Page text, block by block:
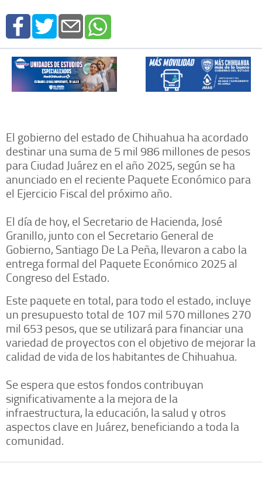
El gobierno del estado de Chihuahua ha acordado
destinar una suma de 5 mil 986 millones de pesos
para Ciudad Juárez en el año 2025, según se ha
anunciado en el reciente Paquete Económico para
el Ejercicio Fiscal del próximo año.
El día de hoy, el Secretario de Hacienda, José
Granillo, junto con el Secretario General de
Gobierno, Santiago De La Peña, llevaron a cabo la
entrega formal del Paquete Económico 2025 al
Congreso del Estado.
Este paquete en total, para todo el estado, incluye
un presupuesto total de 107 mil 570 millones 270
mil 653 pesos, que se utilizará para financiar una
variedad de proyectos con el objetivo de mejorar la
calidad de vida de los habitantes de Chihuahua.
Se espera que estos fondos contribuyan
significativamente a la mejora de la
infraestructura, la educación, la salud y otros
aspectos clave en Juárez, beneficiando a toda la
comunidad.